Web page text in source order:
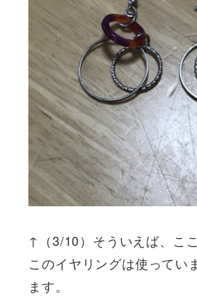
↑（3/10）そういえば、こ
このイヤリングは使ってい
ます。